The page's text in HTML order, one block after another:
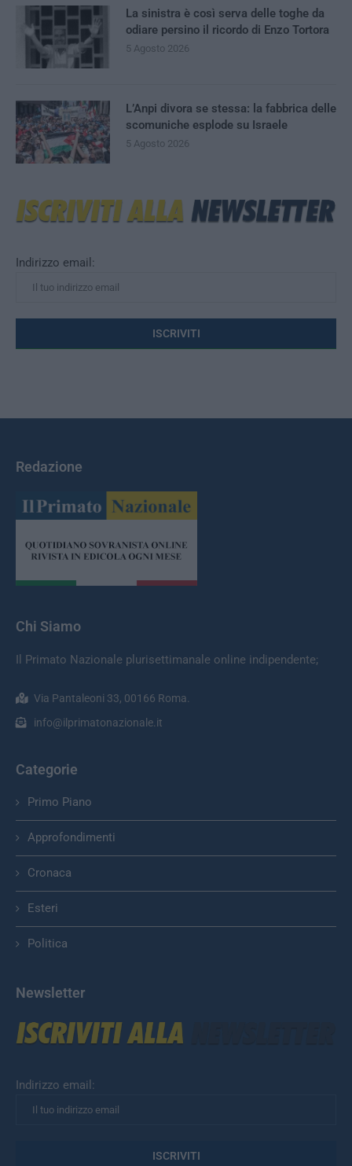
Indirizzo email:
La sinistra è così serva delle toghe da
odiare persino il ricordo di Enzo Tortora
5 Agosto 2026
L’Anpi divora se stessa: la fabbrica delle
scomuniche esplode su Israele
5 Agosto 2026
Redazione
Chi Siamo
Il Primato Nazionale plurisettimanale online indipendente;
Via Pantaleoni 33, 00166 Roma.
info@ilprimatonazionale.it
Categorie
Primo Piano
Approfondimenti
Cronaca
Esteri
Politica
Newsletter
Indirizzo email: